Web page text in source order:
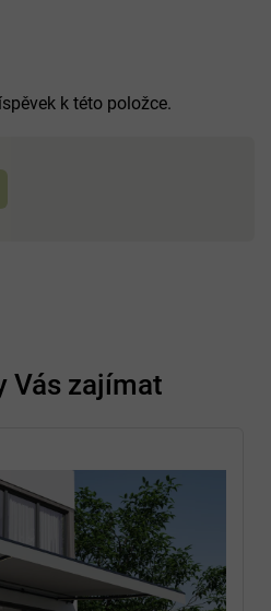
k této položce.
Vás zajímat